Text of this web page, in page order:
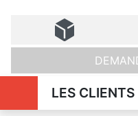
LES